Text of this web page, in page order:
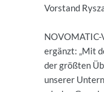
Vorstand
NOVOMATIC-
ergänzt: „Mit
der größten
unserer